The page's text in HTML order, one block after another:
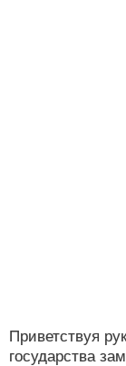
Приветствуя
государства